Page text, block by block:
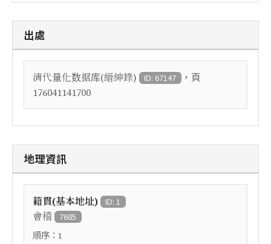
出處
清代量化数据库(縉紳錄) ID: 67147 ，頁
176041141700
地理資訊
籍貫(基本地址) ID: 1
會稽 7685
順序： 1